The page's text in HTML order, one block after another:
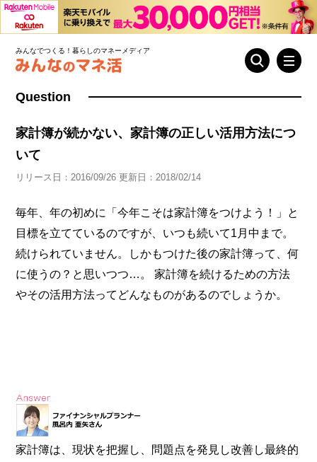
みんなでつくる！暮らしのマネーメディア
Question
家計簿が続かない、家計簿の正しい活用方法につ
いて
リリース日：2016/09/26 更新日：2018/02/14
毎年、年の初めに「今年こそは家計簿をつけよう！」と
目標を立てているのですが、いつも続いて1月中まで。
続けられていません。しかもつけた後の家計簿って、何
に使うの？と思いつつ…。 家計簿を続けるための方法
やその活用方法ってどんなものがあるのでしょうか。
家計簿は、現状を把握し、問題点を発見し改善し最終的